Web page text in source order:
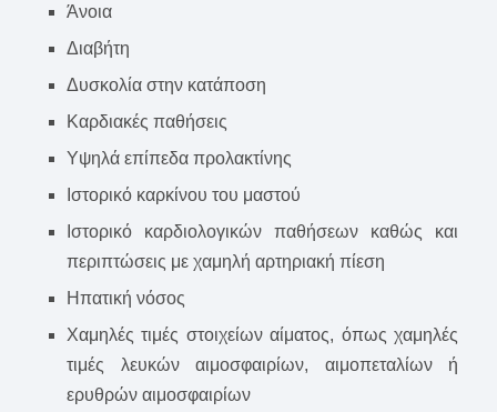
Άνοια
Διαβήτη
Δυσκολία στην κατάποση
Καρδιακές παθήσεις
Υψηλά επίπεδα προλακτίνης
Ιστορικό καρκίνου του μαστού
Ιστορικό καρδιολογικών παθήσεων καθώς και
περιπτώσεις με χαμηλή αρτηριακή πίεση
Ηπατική νόσος
Χαμηλές τιμές στοιχείων αίματος, όπως χαμηλές
τιμές λευκών αιμοσφαιρίων, αιμοπεταλίων ή
ερυθρών αιμοσφαιρίων